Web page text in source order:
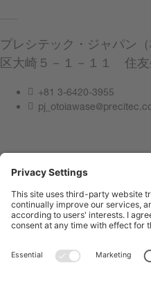
プレシテック・ジャパン
区大崎５－１－１１ 住
+81 3-6420-3955
サイト管理者情報